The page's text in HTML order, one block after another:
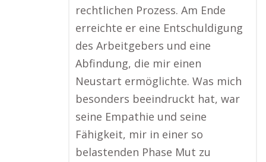
rechtlichen Prozess. Am Ende
erreichte er eine Entschuldigung
des Arbeitgebers und eine
Abfindung, die mir einen
Neustart ermöglichte. Was mich
besonders beeindruckt hat, war
seine Empathie und seine
Fähigkeit, mir in einer so
belastenden Phase Mut zu